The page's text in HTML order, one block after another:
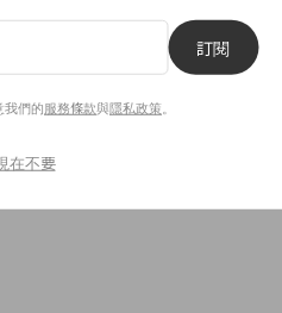
訂閱
我們的服務條款與隱私政策
在不要